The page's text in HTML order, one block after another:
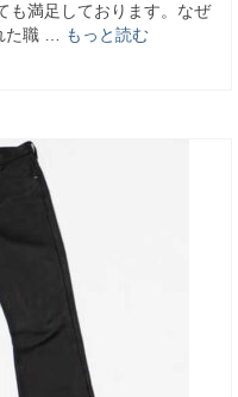
も満足しております。なぜ
た職 …
もっと読む